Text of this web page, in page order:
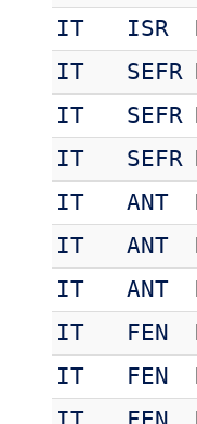
IT
ISR
IT
SEFR
IT
SEFR
IT
SEFR
IT
ANT
IT
ANT
IT
ANT
IT
FEN
IT
FEN